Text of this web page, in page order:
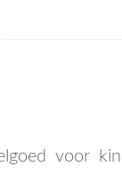
voor